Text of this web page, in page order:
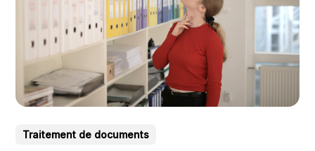
Traitement de documents